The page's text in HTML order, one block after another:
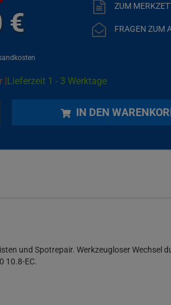
€
ZUM
FRAGEN ZUM
|Lieferzeit 1 - 3 Werktage
IN DEN
und Spotrepair. Werkzeugloser Wechsel
10.8-EC.